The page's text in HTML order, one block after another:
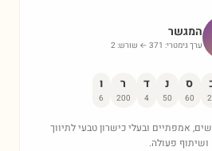
המגשר
ערך גימטרי: 371 ← שורש:2
ס
60
נ
50
ד
4
ר
200
ו
6
אמפתיים ובעלי כישרון טבעי לתיווך
ושיתוף פעולה.